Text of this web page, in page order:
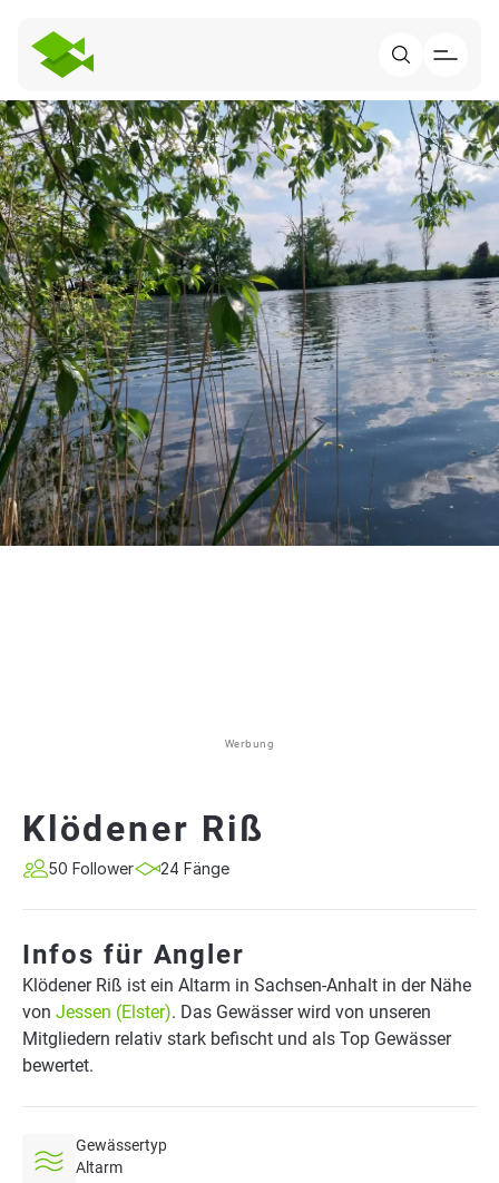
Werbung
Klödener Riß
50 Follower 24 Fänge
Infos für Angler
Klödener Riß ist ein Altarm in Sachsen-Anhalt in der Nähe
von Jessen (Elster). Das Gewässer wird von unseren
Mitgliedern relativ stark befischt und als Top Gewässer
bewertet.
Gewässertyp
Altarm